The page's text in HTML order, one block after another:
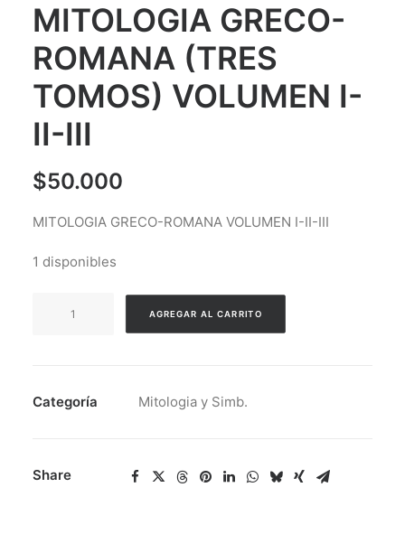
MITOLOGIA GRECO-
ROMANA (TRES
TOMOS) VOLUMEN I-
II-III
$50.000
MITOLOGIA GRECO-ROMANA VOLUMEN I-II-III
1 disponibles
TOMOS)
II-
AGREGAR AL CARRITO
Categoría Mitologia y Simb.
Share